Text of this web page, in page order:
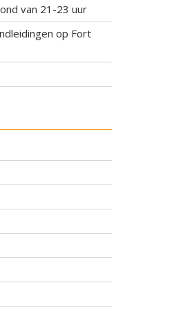
van 21-23 uur
op Fort